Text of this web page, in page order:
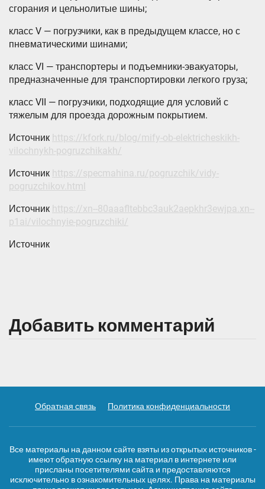
сгорания и цельнолитые шины;
класс V — погрузчики, как в предыдущем классе, но с
пневматическими шинами;
класс VI — транспортеры и подъемники-эвакуаторы,
предназначенные для транспортировки легкого груза;
класс VII — погрузчики, подходящие для условий с
тяжелым для проезда дорожным покрытием.
Источник https://kfork.ru/blog/mify-ob-elektricheskikh-
vilochnykh-pogruzchikakh/
Источник https://specmahina.ru/pogruzchik/vidy-
pogruzchikov.html
Источник https://xn--80aaafltebbc3auk2aepkhr3ewjpa.xn--
p1ai/vilochnyie-pogruzchiki/
Источник
Добавить комментарий
Обратная связь Политика конфиденциальности
Все материалы на данном сайте взяты из открытых источников -
имеют обратную ссылку на материал в интернете или
присланы посетителями сайта и предоставляются
исключительно в ознакомительных целях. Права на материалы